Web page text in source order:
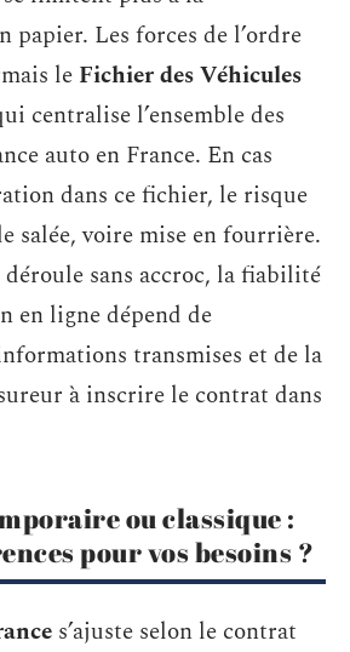
papier. Les forces de l’ordre
le Fichier des Véhicules
centralise l’ensemble des
auto en France. En cas
dans ce fichier, le risque
salée, voire mise en fourrière.
sans accroc, la fiabilité
en ligne dépend de
transmises et de la
à inscrire le contrat dans
ou classique :
pour vos besoins ?
s’ajuste selon le contrat